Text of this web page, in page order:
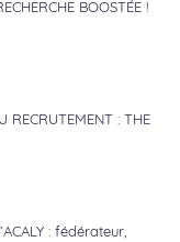
BOOSTÉE !
RECRUTEMENT : THE
: fédérateur,